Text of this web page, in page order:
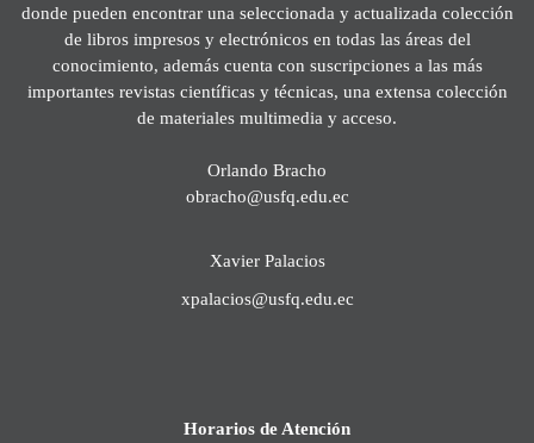
donde pueden encontrar una seleccionada y actualizada colección
de libros impresos y electrónicos en todas las áreas del
conocimiento, además cuenta con suscripciones a las más
importantes revistas científicas y técnicas, una extensa colección
de materiales multimedia y acceso.
Orlando Bracho
obracho@usfq.edu.ec
Xavier Palacios
xpalacios@usfq.edu.ec
Horarios de Atención